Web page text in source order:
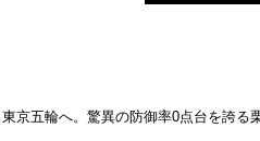
京五輪へ。驚異の防御率0点台を誇る